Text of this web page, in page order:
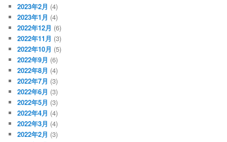
2023年2月 (4)
2023年1月 (4)
2022年12月 (6)
2022年11月 (3)
2022年10月 (5)
2022年9月 (6)
2022年8月 (4)
2022年7月 (3)
2022年6月 (3)
2022年5月 (3)
2022年4月 (4)
2022年3月 (4)
2022年2月 (3)